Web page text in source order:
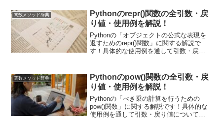
使える関数の応用使用例も紹介していま
す！動的なプログラム制御において非常
に便利です。
関数メソッド辞典
Pythonのrepr()関数の全引数・戻
り値・使用例を解説！
Pythonの「オブジェクトの公式な表現を
返すためのrepr()関数」に関する解説で
す！具体的な使用例を通して引数・戻り
介しています！repr()関数はデバッグやロ
グ出力などで役立ちます。
関数メソッド辞典
Pythonのpow()関数の全引数・戻
り値・使用例を解説！
Pythonの「べき乗の計算を行うための
pow()関数」に関する解説です！具体的な
使用例を通して引数・戻り値についても